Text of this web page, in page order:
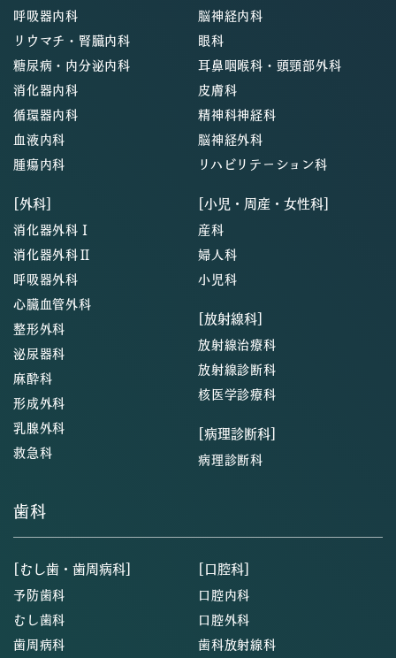
呼吸器内科
リウマチ・腎臓内科
糖尿病・内分泌内科
消化器内科
循環器内科
血液内科
腫瘍内科
[外科]
消化器外科Ⅰ
消化器外科Ⅱ
呼吸器外科
心臓血管外科
整形外科
泌尿器科
麻酔科
形成外科
乳腺外科
救急科
脳神経内科
眼科
耳鼻咽喉科・頭頸部外科
皮膚科
精神科神経科
脳神経外科
リハビリテーション科
[小児・周産・女性科]
産科
婦人科
小児科
[放射線科]
放射線治療科
放射線診断科
核医学診療科
[病理診断科]
病理診断科
歯科
[むし歯・歯周病科]
予防歯科
むし歯科
歯周病科
[口腔科]
口腔内科
口腔外科
歯科放射線科